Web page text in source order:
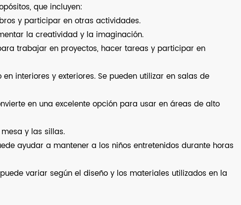
que incluyen:
y participar en otras actividades.
la creatividad y la imaginación.
trabajar en proyectos, hacer tareas y participar en
interiores y exteriores. Se pueden utilizar en salas de
en una excelente opción para usar en áreas de alto
y las sillas.
ayudar a mantener a los niños entretenidos durante horas
variar según el diseño y los materiales utilizados en la